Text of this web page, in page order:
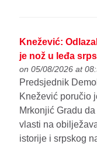
Knežević:
je nož u leđa
on 05/08/2026 at
Predsjednik
Knežević poručio
Mrkonjić Gradu
vlasti na
istorije i srpskog